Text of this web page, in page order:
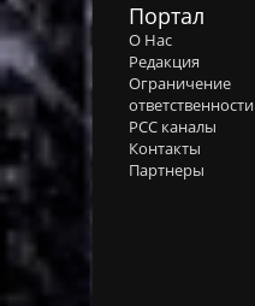
Портал
О Нас
Редакция
Ограничение
ответственности
РСС каналы
Контакты
Партнеры